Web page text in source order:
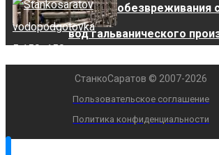
Станции обезвреживания
вод гальванического
СтанкоСаратов © 2007-2026
Пользовательское соглашение
Политика конфиденциальности